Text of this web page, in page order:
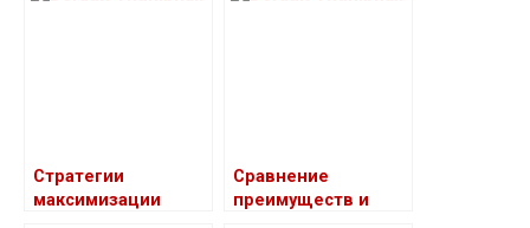
Стратегии
максимизации
Сравнение
преимуществ и